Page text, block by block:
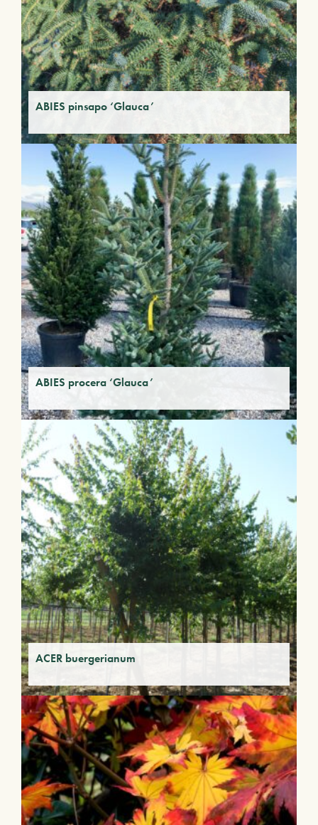
ABIES pinsapo ‘Glauca’
ABIES procera ‘Glauca’
ACER buergerianum